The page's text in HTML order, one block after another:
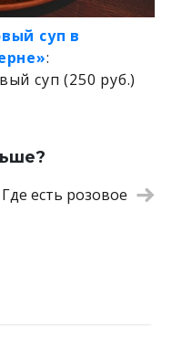
суп в
:
суп (250 руб.)
Где есть розовое